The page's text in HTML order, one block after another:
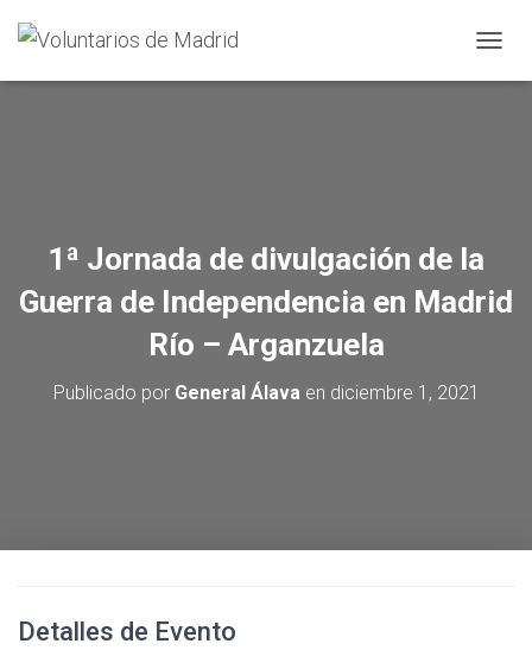
1ª Jornada de divulgación de la
Guerra de Independencia en Madrid
Río – Arganzuela
Publicado por General Álavaen diciembre 1, 2021
Detalles de Evento